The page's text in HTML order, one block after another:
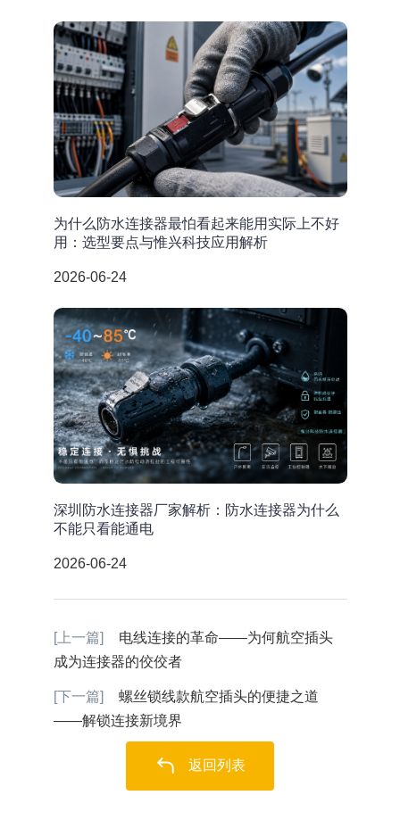
为什么防水连接器最怕看起来能用实际上不好
用：选型要点与惟兴科技应用解析
2026-06-24
深圳防水连接器厂家解析：防水连接器为什么
不能只看能通电
2026-06-24
[上一篇]
电线连接的革命——为何航空插头
成为连接器的佼佼者
[下一篇]
螺丝锁线款航空插头的便捷之道
——解锁连接新境界
返回列表